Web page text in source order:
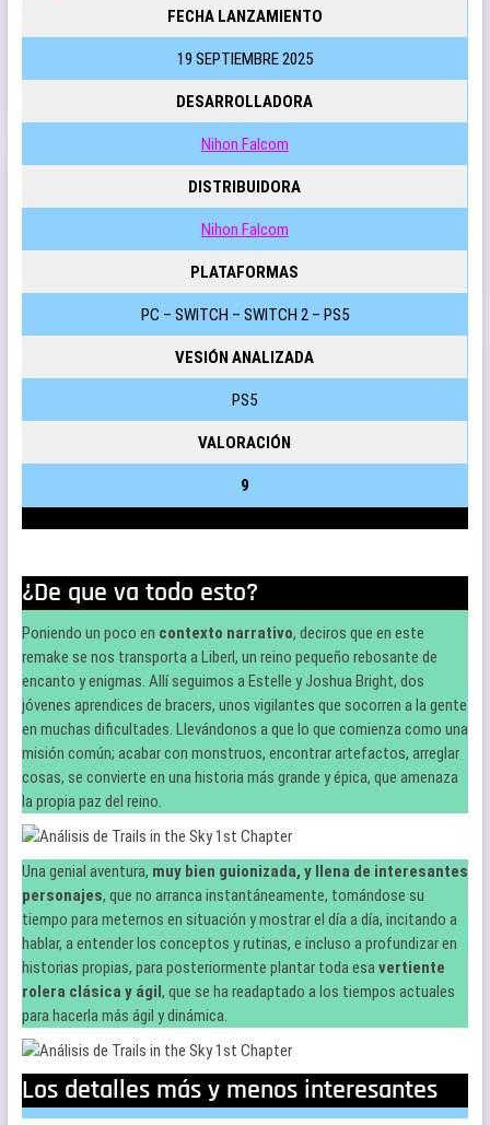
FECHA LANZAMIENTO
19 SEPTIEMBRE 2025
DESARROLLADORA
Nihon Falcom
DISTRIBUIDORA
Nihon Falcom
PLATAFORMAS
PC – SWITCH – SWITCH 2 – PS5
VESIÓN ANALIZADA
PS5
VALORACIÓN
9
¿De que va todo esto?
Poniendo un poco en contexto narrativo, deciros que en este
remake se nos transporta a Liberl, un reino pequeño rebosante de
encanto y enigmas. Allí seguimos a Estelle y Joshua Bright, dos
jóvenes aprendices de bracers, unos vigilantes que socorren a la gente
en muchas dificultades. Llevándonos a que lo que comienza como una
misión común; acabar con monstruos, encontrar artefactos, arreglar
cosas, se convierte en una historia más grande y épica, que amenaza
la propia paz del reino.
Una genial aventura, muy bien guionizada, y llena de interesantes
personajes, que no arranca instantáneamente, tomándose su
tiempo para meternos en situación y mostrar el día a día, incitando a
hablar, a entender los conceptos y rutinas, e incluso a profundizar en
historias propias, para posteriormente plantar toda esavertiente
rolera clásica y ágil, que se ha readaptado a los tiempos actuales
para hacerla más ágil y dinámica.
Los detalles más y menos interesantes